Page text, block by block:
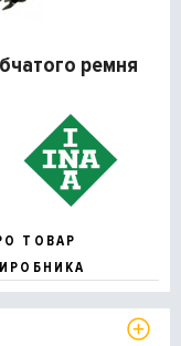
ремня
ТОВАР